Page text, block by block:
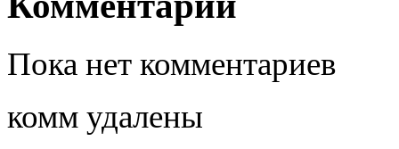
Пока нет комментариев
комм удалены